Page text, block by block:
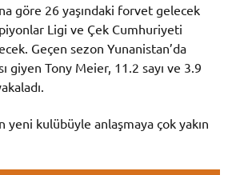
göre 26 yaşındaki forvet gelecek
Ligi ve Çek Cumhuriyeti
Geçen sezon Yunanistan’da
giyen Tony Meier, 11.2 sayı ve 3.9
yeni kulübüyle anlaşmaya çok yakın